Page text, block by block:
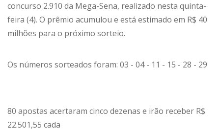
concurso 2.910 da Mega-Sena, realizado nesta quinta-
feira (4). O prêmio acumulou e está estimado em R$ 40
milhões para o próximo sorteio.
Os números sorteados foram: 03 - 04 - 11 - 15 - 28 - 29
80 apostas acertaram cinco dezenas e irão receber R$
22.501,55 cada